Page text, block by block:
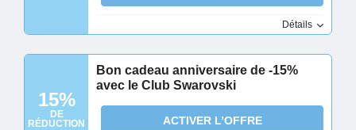
Détails
15%
DE
RÉDUCTION
Bon cadeau anniversaire de -15%
avec le Club Swarovski
ACTIVER L’OFFRE